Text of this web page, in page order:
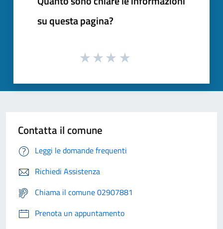
su questa pagina?
Contatta il comune
Leggi le domande frequenti
Richiedi Assistenza
Chiama il comune 02907881
Prenota un appuntamento